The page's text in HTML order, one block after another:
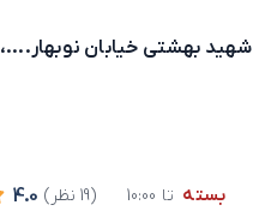
بهشتی خیابان نوبهار....،
بسته تا 10:00 4.0 (19 نظر)